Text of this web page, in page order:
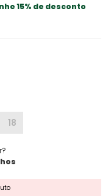
15% de desconto
18